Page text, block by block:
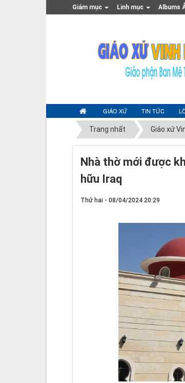
Giám mục Linh mục Albums
GIÁO XỨ TIN TỨC
Trang nhất Giáo xứ
Nhà thờ mới được
hữu Iraq
Thứ hai - 08/04/2024 20:29